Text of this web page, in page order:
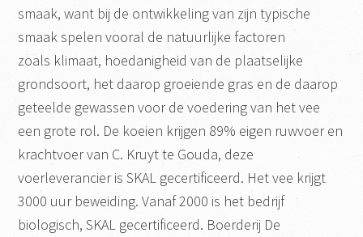
smaak, want bij de ontwikkeling van zijn typische
smaak spelen vooral de natuurlijke factoren
zoals klimaat, hoedanigheid van de plaatselijke
grondsoort, het daarop groeiende gras en de daarop
geteelde gewassen voor de voedering van het vee
een grote rol. De koeien krijgen 89% eigen ruwvoer en
krachtvoer van C. Kruyt te Gouda, deze
voerleverancier is SKAL gecertificeerd. Het vee krijgt
3000 uur beweiding. Vanaf 2000 is het bedrijf
biologisch, SKAL gecertificeerd. Boerderij De